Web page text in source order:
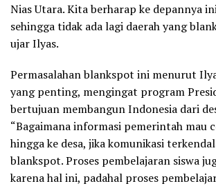
Nias Utara. Kita berharap ke depannya
sehingga tidak ada lagi daerah yang
ujar Ilyas.
Permasalahan blankspot ini menurut
yang penting, mengingat program
bertujuan membangun Indonesia dari
“Bagaimana informasi pemerintah mau
hingga ke desa, jika komunikasi
blankspot. Proses pembelajaran siswa
karena hal ini, padahal proses